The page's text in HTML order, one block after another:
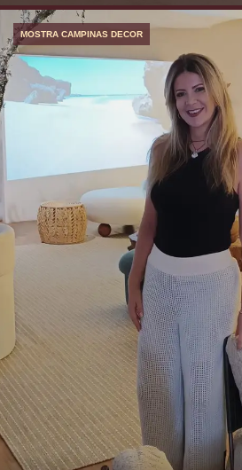
MOSTRA CAMPINAS DECOR